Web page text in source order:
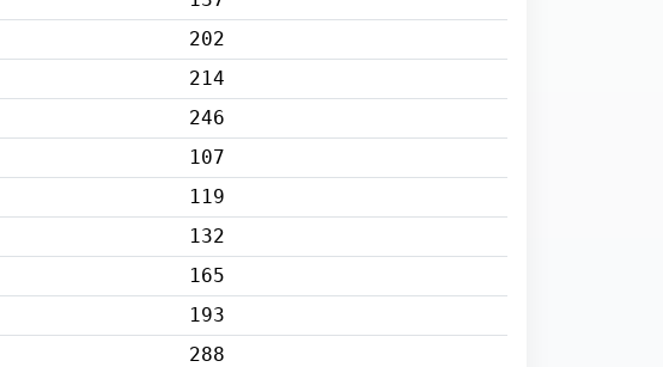
202
214
246
107
119
132
165
193
288